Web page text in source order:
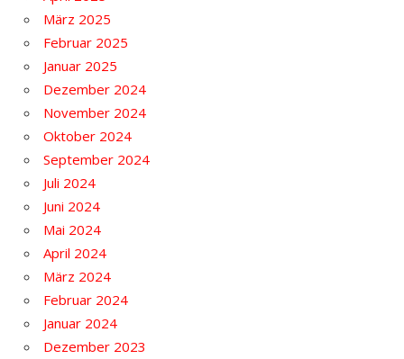
März 2025
Februar 2025
Januar 2025
Dezember 2024
November 2024
Oktober 2024
September 2024
Juli 2024
Juni 2024
Mai 2024
April 2024
März 2024
Februar 2024
Januar 2024
Dezember 2023